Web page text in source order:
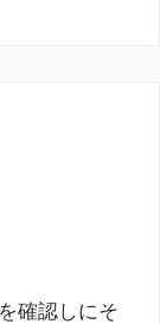
確認しにそ